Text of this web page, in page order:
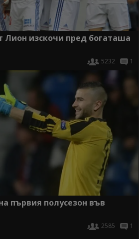
Лион изскочи пред богаташа
5232 1
първия полусезон във
2585 1